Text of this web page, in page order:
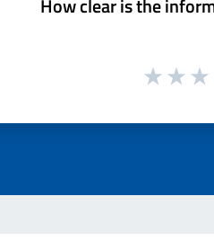
How clear is the